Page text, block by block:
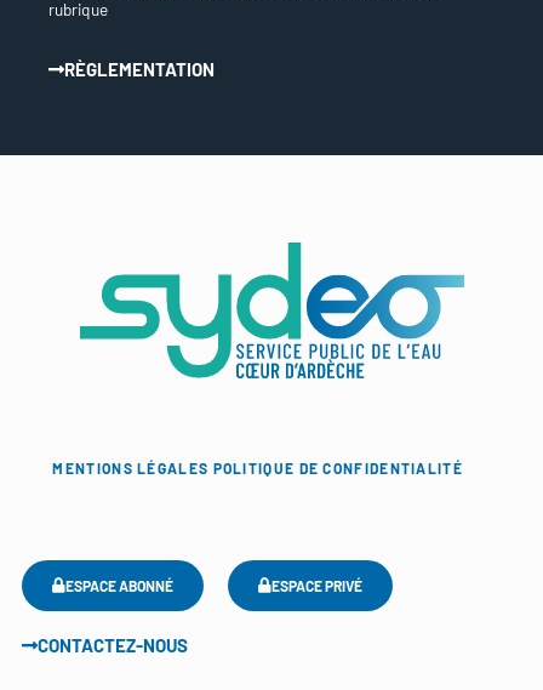
rubrique
RÈGLEMENTATION
MENTIONS LÉGALES POLITIQUE DE CONFIDENTIALITÉ
ESPACE ABONNÉ ESPACE PRIVÉ
CONTACTEZ-NOUS